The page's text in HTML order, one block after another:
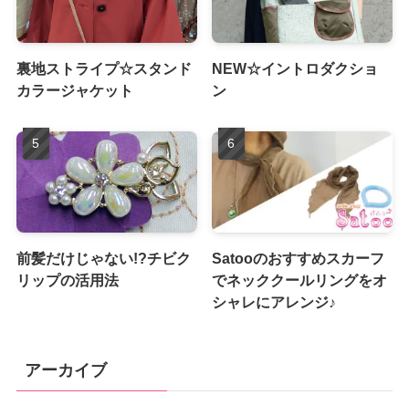
裏地ストライプ☆スタンド
カラージャケット
NEW☆イントロダクショ
ン
前髪だけじゃない!?チビク
リップの活用法
Satooのおすすめスカーフ
でネッククールリングをオ
シャレにアレンジ♪
アーカイブ